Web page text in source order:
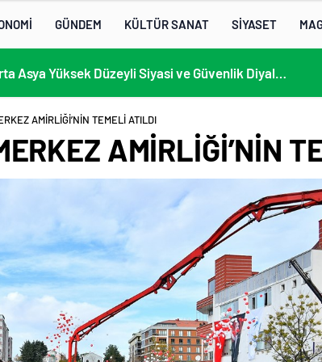
GÜNDEM KÜLTÜR SANAT SİYASET
13. AB-Orta Asya Yüksek Düzeyli Siyasi ve Güvenlik Diyaloğuna Katılım 13:22 /
AMİRLİĞİ’NİN TEMELİ ATILDI
AMİRLİĞİ’NİN